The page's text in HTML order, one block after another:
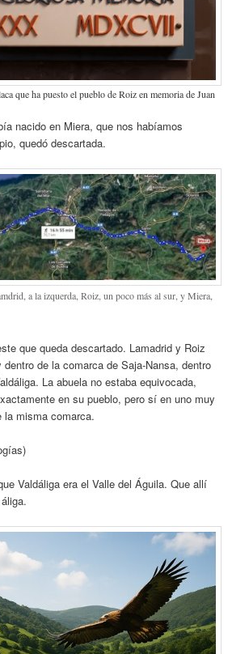
que ha puesto el pueblo de Roiz en memoria de Juan
nacido en Miera, que nos habíamos
quedó descartada.
a la izquerda, Roiz, un poco más al sur, y Miera,
que queda descartado. Lamadrid y Roiz
de la comarca de Saja-Nansa, dentro
La abuela no estaba equivocada,
en su pueblo, pero sí en uno muy
la misma comarca.
Valdáliga era el Valle del Águila. Que allí